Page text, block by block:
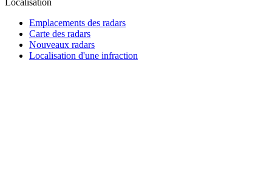
Localisation
Emplacements des radars
Carte des radars
Nouveaux radars
Localisation d'une infraction